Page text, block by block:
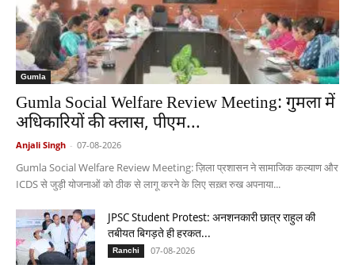
Gumla
Gumla Social Welfare Review Meeting: गुमला में
अधिकारियों की क्लास, पीएम...
Anjali Singh - 07-08-2026
Gumla Social Welfare Review Meeting: ज़िला प्रशासन ने सामाजिक कल्याण और
ICDS से जुड़ी योजनाओं को ठीक से लागू करने के लिए सख़्त रुख अपनाया...
JPSC Student Protest: अनशनकारी छात्र राहुल की
तबीयत बिगड़ते ही हरकत...
Ranchi 07-08-2026